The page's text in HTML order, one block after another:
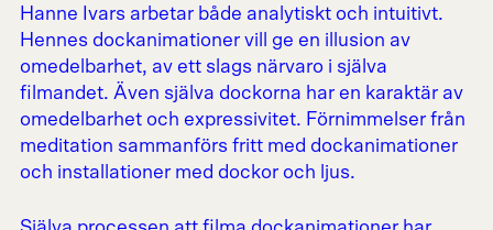
Hanne Ivars arbetar både analytiskt och intuitivt.
Hennes dockanimationer vill ge en illusion av
omedelbarhet, av ett slags närvaro i själva
filmandet. Även själva dockorna har en karaktär av
omedelbarhet och expressivitet. Förnimmelser från
meditation sammanförs fritt med dockanimationer
och installationer med dockor och ljus.